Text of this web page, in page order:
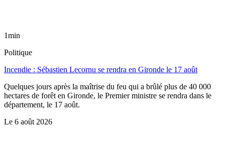
1min
Politique
Incendie : Sébastien Lecornu se rendra en Gironde le 17 août
Quelques jours après la maîtrise du feu qui a brûlé plus de 40 000
hectares de forêt en Gironde, le Premier ministre se rendra dans le
département, le 17 août.
Le 6 août 2026